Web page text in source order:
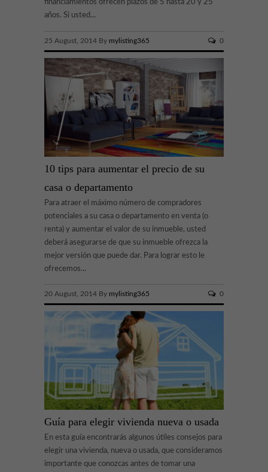
financiamientos ofrecen plazos de 5 hasta 20 y 25
años. Si usted...
25 August, 2014 By mylisting365 0
10 tips para aumentar el precio de su
casa o departamento
Para atraer el máximo número de compradores
potenciales a su casa o departamento en venta (o
renta) y aumentar el valor de su inmueble, usted
deberá asegurarse de que su inmueble ofrezca la
mejor versión que puede dar. Para lograr esto le
ofrecemos...
20 August, 2014 By mylisting365 0
Guía para elegir vivienda nueva o usada
En esta guía encontrarás algunos útiles consejos para
elegir una vivienda, nueva o usada, que consideramos
importante que conozcas antes de tomar una